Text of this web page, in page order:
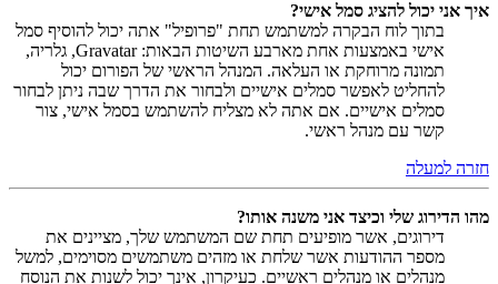
איך אני יכול להציג סמל אישי?
בתוך לוח הבקרה למשתמש תחת "פרופיל" אתה יכול להוסיף סמל
אישי באמצעות אחת מארבע השיטות הבאות: Gravatar, גלריה,
תמונה מרוחקת או העלאה. המנהל הראשי של הפורום יכול
להחליט לאפשר סמלים אישיים ולבחור את הדרך שבה ניתן לבחור
סמלים אישיים. אם אתה לא מצליח להשתמש בסמל אישי, צור
קשר עם מנהל ראשי.
חזרה למעלה
מהו הדירוג שלי וכיצד אני משנה אותו?
דירוגים, אשר מופיעים תחת שם המשתמש שלך, מציינים את
מספר ההודעות אשר שלחת או מזהים משתמשים מסוימים, למשל
מנהלים או מנהלים ראשיים. כעיקרון, אינך יכול לשנות את הנוסח